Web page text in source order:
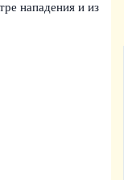
нападения и из